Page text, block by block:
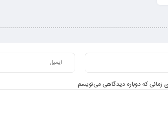
زمانی که دوباره دیدگاهی می‌نویسم.